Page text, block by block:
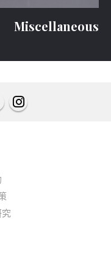
Miscellaneous